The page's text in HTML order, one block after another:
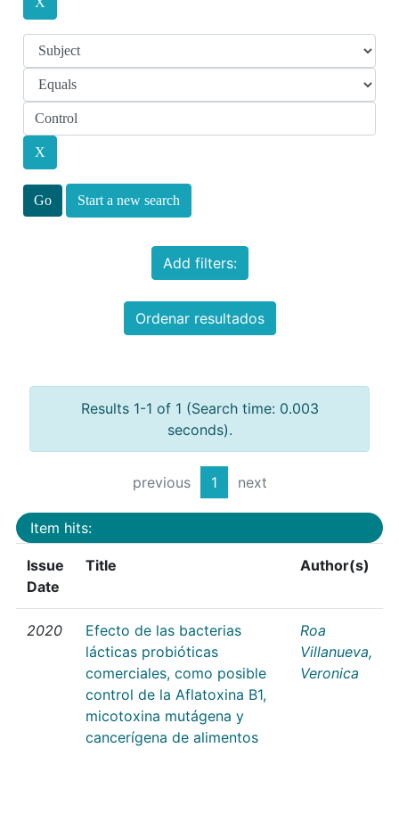
Start a new search
Add filters:
Ordenar resultados
Results 1-1 of 1 (Search time: 0.003
seconds).
previous 1 next
Item hits:
Issue
Date
Title Author(s)
2020
Efecto de las bacterias
lácticas probióticas
comerciales, como posible
control de la Aflatoxina B1,
micotoxina mutágena y
cancerígena de alimentos
Roa
Villanueva,
Veronica